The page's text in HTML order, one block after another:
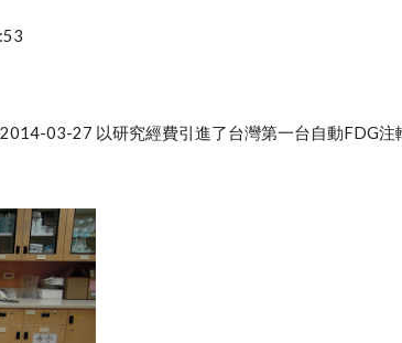
03-27 以研究經費引進了台灣第一台自動FDG注